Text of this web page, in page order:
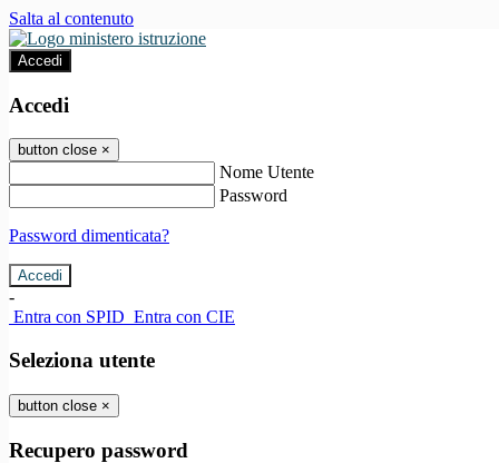
Salta al contenuto
Accedi
Accedi
button close ×
Nome Utente
Password
Password dimenticata?
-
Entra con SPID Entra con CIE
Seleziona utente
button close ×
Recupero password